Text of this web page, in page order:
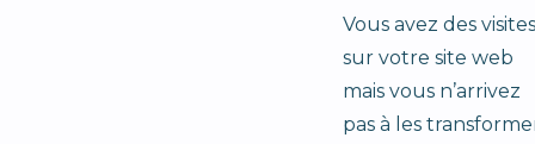
Vous avez des visites
sur votre site web
mais vous n’arrivez
pas à les